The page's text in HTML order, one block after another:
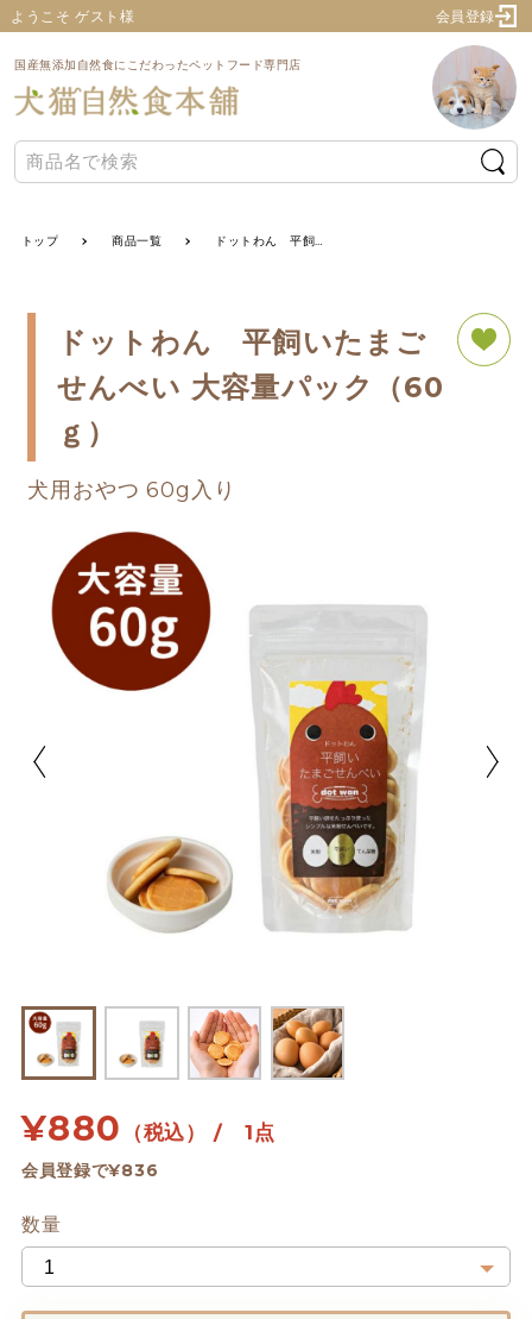
ようこそ ゲスト様 会員登録
国産無添加自然食にこだわったペットフード専門店
トップ 商品一覧 ドットわん 平飼いたまごせんべい 大容量パック（60ｇ）
犬用おやつ 60g入り
ドットわん 平飼いたまご
せんべい 大容量パック（60
ｇ）
¥880 （税込） / 1点
会員登録で¥836
数量